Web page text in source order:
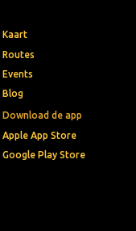
Download de app
Apple App Store
Google Play Store
Kaart
Routes
Events
Blog